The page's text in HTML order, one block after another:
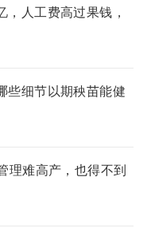
人工费高过果钱，
些细节以期秧苗能健
理难高产，也得不到